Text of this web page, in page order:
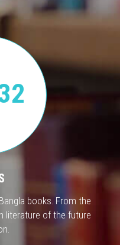
books. From the
literature of the future